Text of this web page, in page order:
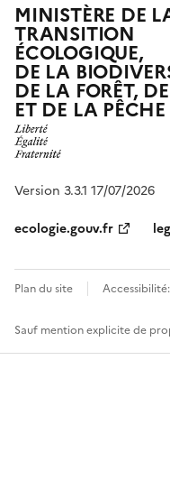
MINISTÈRE DE
TRANSITION
ÉCOLOGIQUE,
DE LA
DE LA FORÊT,
ET DE LA PÊCHE
Version 3.3.1 17/07/2026
ecologie.gouv.fr
Plan du site
Sauf mention explicite de